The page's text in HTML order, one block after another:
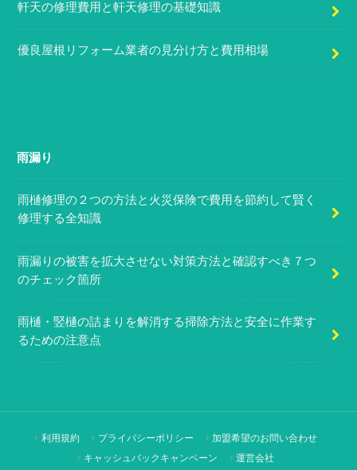
軒天の修理費用と軒天修理の基礎知識
優良屋根リフォーム業者の見分け方と費用相場
雨漏り
雨樋修理の２つの方法と火災保険で費用を節約して賢く
修理する全知識
雨漏りの被害を拡大させない対策方法と確認すべき７つ
のチェック箇所
雨樋・竪樋の詰まりを解消する掃除方法と安全に作業す
るための注意点
利用規約 プライバシーポリシー 加盟希望のお問い合わせ
キャッシュバックキャンペーン 運営会社